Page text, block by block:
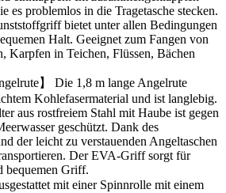
es problemlos in die Tragetasche stecken.
bietet unter allen Bedingungen
Halt. Geeignet zum Fangen von
Karpfen in Teichen, Flüssen, Bächen
】 Die 1,8 m lange Angelrute
Kohlefasermaterial und ist langlebig.
aus rostfreiem Stahl mit Haube ist gegen
geschützt. Dank des
der leicht zu verstauenden Angeltaschen
Der EVA-Griff sorgt für
bequemen Griff.
mit einer Spinnrolle mit einem